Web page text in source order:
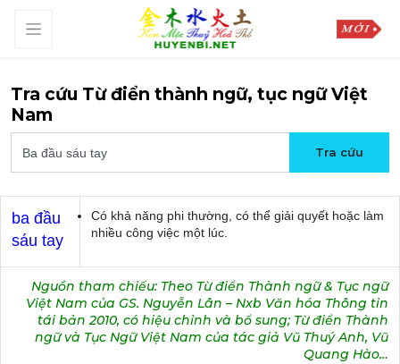
Tra cứu Từ điển thành ngữ, tục ngữ Việt
Nam
ba đầu
sáu tay
Có khả năng phi thường, có thể giải quyết hoặc làm
nhiều công việc một lúc.
Nguồn tham chiếu: Theo Từ điển Thành ngữ & Tục ngữ
Việt Nam của GS. Nguyễn Lân – Nxb Văn hóa Thông tin
tái bản 2010, có hiệu chỉnh và bổ sung; Từ điển Thành
ngữ và Tục Ngữ Việt Nam của tác giả Vũ Thuý Anh, Vũ
Quang Hào…